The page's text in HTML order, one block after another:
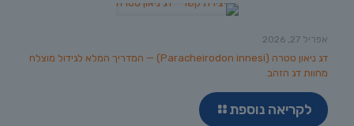
אפריל 27, 2026
דג ניאון טטרה (Paracheirodon innesi) — המדריך המלא לגידול מוצלח
מחוות דג הזהב
לקריאה נוספת